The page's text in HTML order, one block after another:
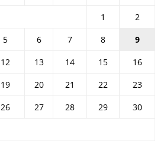
1
2
5 6 7 8
9
12 13 14 15
16
19 20 21 22
23
26 27 28 29
30